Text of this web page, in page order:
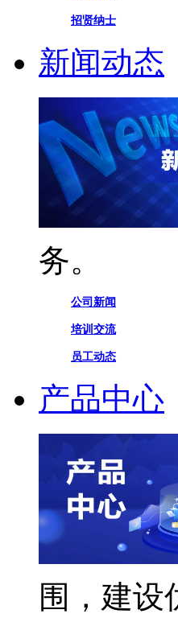
招贤纳士
新闻动态
务。
公司新闻
培训交流
员工动态
产品中心
围，建设